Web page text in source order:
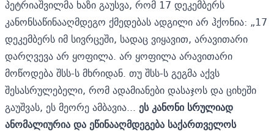
პეტრიაშვილმა ხაზი გაუსვა, რომ 17 დეკემბერს
კანონსაწინააღმდეგო ქმედებას ადგილი არ ჰქონია: „17
დეკემბერს იმ სივრცეში, სადაც ვიყავით, არავითარი
დარღვევა არ ყოფილა. არ ყოფილა არავითარი
მოწოდება შსს-ს მხრიდან. თუ შსს-ს გეგმა აქვს
შესასრულებელი, რომ ადამიანები დასაჯოს და ციხეში
გაუშვას, ეს მეორე ამბავია... ეს კანონი სრულიად
ანომალიურია და ეწინააღმდეგება საქართველოს